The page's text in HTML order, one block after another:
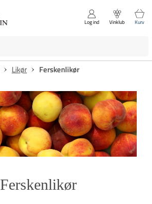
Luk
Log ind Vinklub Kurv
Likør Ferskenlikør
Ferskenlikør